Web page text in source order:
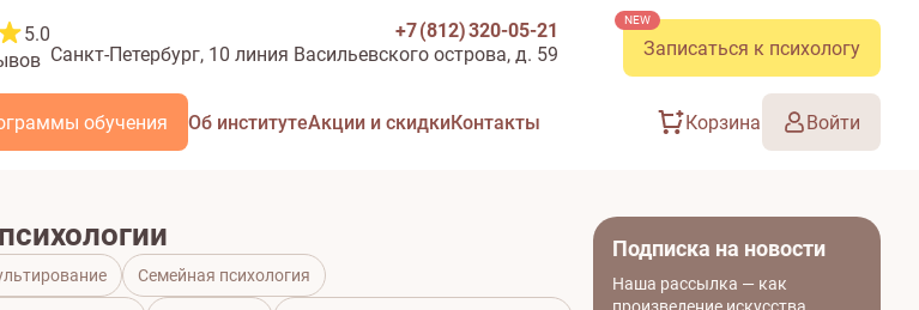
5.0
+7 (812) 320‑05‑21
Санкт-Петербург, 10 линия Васильевского острова, д. 59
Записаться к психологу
Корзина Войти
обучения Об институтеАкции и скидкиКонтакты
Семейная психология
Подписка на новости
Наша рассылка — как